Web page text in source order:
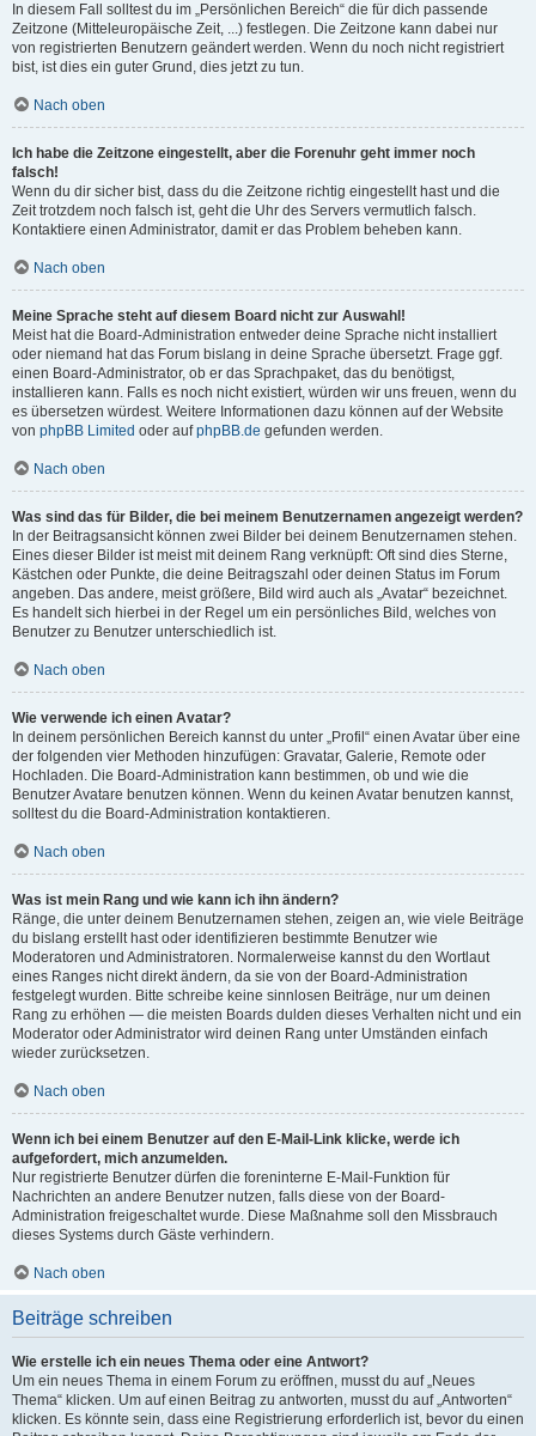
In diesem Fall solltest du im „Persönlichen Bereich“ die für dich passende
Zeitzone (Mitteleuropäische Zeit, ...) festlegen. Die Zeitzone kann dabei nur
von registrierten Benutzern geändert werden. Wenn du noch nicht registriert
bist, ist dies ein guter Grund, dies jetzt zu tun.
Nach oben
Ich habe die Zeitzone eingestellt, aber die Forenuhr geht immer noch
falsch!
Wenn du dir sicher bist, dass du die Zeitzone richtig eingestellt hast und die
Zeit trotzdem noch falsch ist, geht die Uhr des Servers vermutlich falsch.
Kontaktiere einen Administrator, damit er das Problem beheben kann.
Nach oben
Meine Sprache steht auf diesem Board nicht zur Auswahl!
Meist hat die Board-Administration entweder deine Sprache nicht installiert
oder niemand hat das Forum bislang in deine Sprache übersetzt. Frage ggf.
einen Board-Administrator, ob er das Sprachpaket, das du benötigst,
installieren kann. Falls es noch nicht existiert, würden wir uns freuen, wenn du
es übersetzen würdest. Weitere Informationen dazu können auf der Website
von phpBB Limited oder aufphpBB.de gefunden werden.
Nach oben
Was sind das für Bilder, die bei meinem Benutzernamen angezeigt werden?
In der Beitragsansicht können zwei Bilder bei deinem Benutzernamen stehen.
Eines dieser Bilder ist meist mit deinem Rang verknüpft: Oft sind dies Sterne,
Kästchen oder Punkte, die deine Beitragszahl oder deinen Status im Forum
angeben. Das andere, meist größere, Bild wird auch als „Avatar“ bezeichnet.
Es handelt sich hierbei in der Regel um ein persönliches Bild, welches von
Benutzer zu Benutzer unterschiedlich ist.
Nach oben
Wie verwende ich einen Avatar?
In deinem persönlichen Bereich kannst du unter „Profil“ einen Avatar über eine
der folgenden vier Methoden hinzufügen: Gravatar, Galerie, Remote oder
Hochladen. Die Board-Administration kann bestimmen, ob und wie die
Benutzer Avatare benutzen können. Wenn du keinen Avatar benutzen kannst,
solltest du die Board-Administration kontaktieren.
Nach oben
Was ist mein Rang und wie kann ich ihn ändern?
Ränge, die unter deinem Benutzernamen stehen, zeigen an, wie viele Beiträge
du bislang erstellt hast oder identifizieren bestimmte Benutzer wie
Moderatoren und Administratoren. Normalerweise kannst du den Wortlaut
eines Ranges nicht direkt ändern, da sie von der Board-Administration
festgelegt wurden. Bitte schreibe keine sinnlosen Beiträge, nur um deinen
Rang zu erhöhen — die meisten Boards dulden dieses Verhalten nicht und ein
Moderator oder Administrator wird deinen Rang unter Umständen einfach
wieder zurücksetzen.
Nach oben
Wenn ich bei einem Benutzer auf den E-Mail-Link klicke, werde ich
aufgefordert, mich anzumelden.
Nur registrierte Benutzer dürfen die foreninterne E-Mail-Funktion für
Nachrichten an andere Benutzer nutzen, falls diese von der Board-
Administration freigeschaltet wurde. Diese Maßnahme soll den Missbrauch
dieses Systems durch Gäste verhindern.
Nach oben
Beiträge schreiben
Wie erstelle ich ein neues Thema oder eine Antwort?
Um ein neues Thema in einem Forum zu eröffnen, musst du auf „Neues
Thema“ klicken. Um auf einen Beitrag zu antworten, musst du auf „Antworten“
klicken. Es könnte sein, dass eine Registrierung erforderlich ist, bevor du einen